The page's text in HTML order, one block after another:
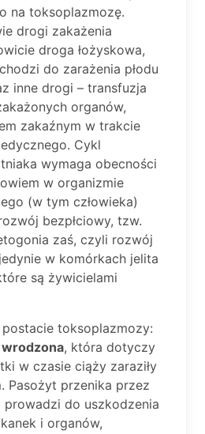
na toksoplazmozę.
drogi zakażenia
droga łożyskowa,
do zarażenia płodu
inne drogi – transfuzja
organów,
zakaźnym w trakcie
Cykl
wymaga obecności
w organizmie
(w tym człowieka)
bezpłciowy, tzw.
zaś, czyli rozwój
w komórkach jelita
są żywicielami
toksoplazmozy:
, która dotyczy
w czasie ciąży zaraziły
Pasożyt przenika przez
prowadzi do uszkodzenia
i organów,